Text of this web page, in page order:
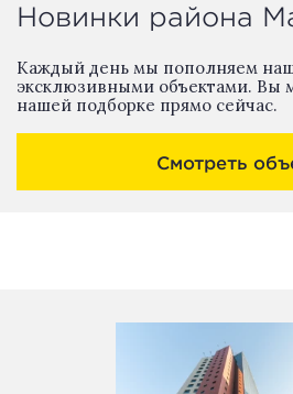
Новинки района
Каждый день мы пополняем
эксклюзивными объектами. Вы
нашей подборке прямо сейчас.
Смотреть